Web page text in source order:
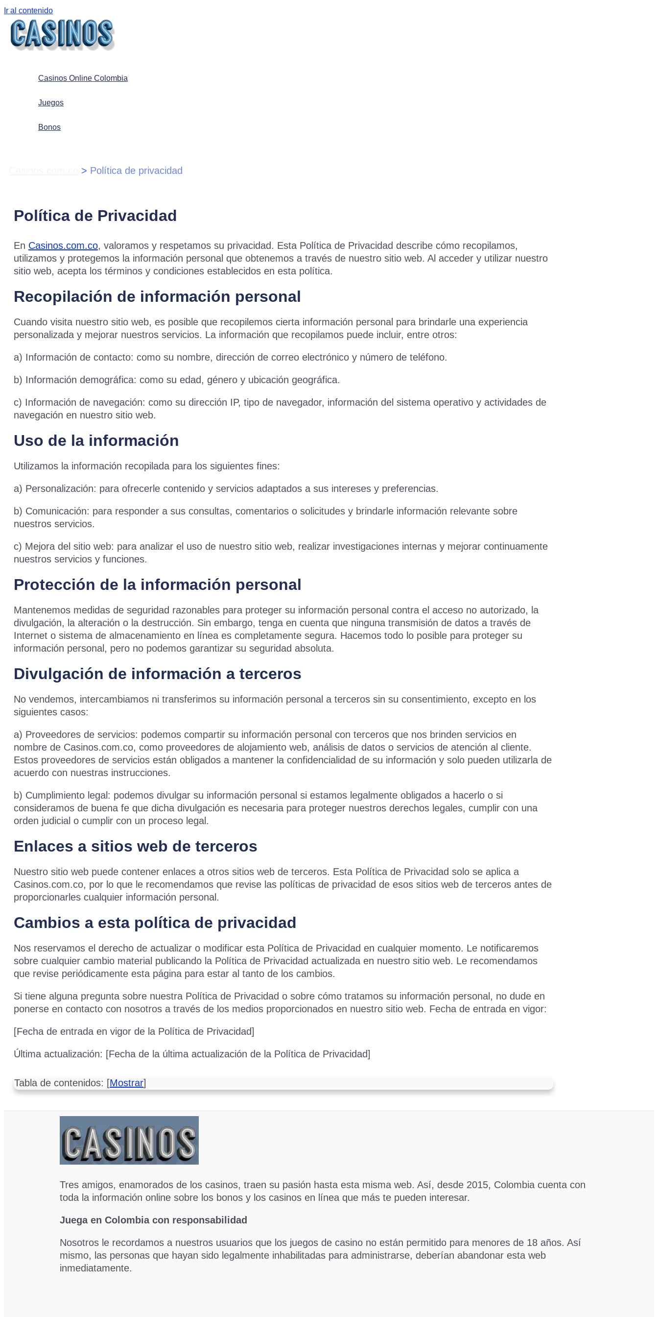
Ir al contenido
Casinos Online Colombia
Juegos
Bonos
> Política de privacidad
Política de Privacidad
En Casinos.com.co, valoramos y respetamos su privacidad. Esta Política de Privacidad describe cómo recopilamos,
utilizamos y protegemos la información personal que obtenemos a través de nuestro sitio web. Al acceder y utilizar nuestro
sitio web, acepta los términos y condiciones establecidos en esta política.
Recopilación de información personal
Cuando visita nuestro sitio web, es posible que recopilemos cierta información personal para brindarle una experiencia
personalizada y mejorar nuestros servicios. La información que recopilamos puede incluir, entre otros:
a) Información de contacto: como su nombre, dirección de correo electrónico y número de teléfono.
b) Información demográfica: como su edad, género y ubicación geográfica.
c) Información de navegación: como su dirección IP, tipo de navegador, información del sistema operativo y actividades de
navegación en nuestro sitio web.
Uso de la información
Utilizamos la información recopilada para los siguientes fines:
a) Personalización: para ofrecerle contenido y servicios adaptados a sus intereses y preferencias.
b) Comunicación: para responder a sus consultas, comentarios o solicitudes y brindarle información relevante sobre
nuestros servicios.
c) Mejora del sitio web: para analizar el uso de nuestro sitio web, realizar investigaciones internas y mejorar continuamente
nuestros servicios y funciones.
Protección de la información personal
Mantenemos medidas de seguridad razonables para proteger su información personal contra el acceso no autorizado, la
divulgación, la alteración o la destrucción. Sin embargo, tenga en cuenta que ninguna transmisión de datos a través de
Internet o sistema de almacenamiento en línea es completamente segura. Hacemos todo lo posible para proteger su
información personal, pero no podemos garantizar su seguridad absoluta.
Divulgación de información a terceros
No vendemos, intercambiamos ni transferimos su información personal a terceros sin su consentimiento, excepto en los
siguientes casos:
a) Proveedores de servicios: podemos compartir su información personal con terceros que nos brinden servicios en
nombre de Casinos.com.co, como proveedores de alojamiento web, análisis de datos o servicios de atención al cliente.
Estos proveedores de servicios están obligados a mantener la confidencialidad de su información y solo pueden utilizarla de
acuerdo con nuestras instrucciones.
b) Cumplimiento legal: podemos divulgar su información personal si estamos legalmente obligados a hacerlo o si
consideramos de buena fe que dicha divulgación es necesaria para proteger nuestros derechos legales, cumplir con una
orden judicial o cumplir con un proceso legal.
Enlaces a sitios web de terceros
Nuestro sitio web puede contener enlaces a otros sitios web de terceros. Esta Política de Privacidad solo se aplica a
Casinos.com.co, por lo que le recomendamos que revise las políticas de privacidad de esos sitios web de terceros antes de
proporcionarles cualquier información personal.
Cambios a esta política de privacidad
Nos reservamos el derecho de actualizar o modificar esta Política de Privacidad en cualquier momento. Le notificaremos
sobre cualquier cambio material publicando la Política de Privacidad actualizada en nuestro sitio web. Le recomendamos
que revise periódicamente esta página para estar al tanto de los cambios.
Si tiene alguna pregunta sobre nuestra Política de Privacidad o sobre cómo tratamos su información personal, no dude en
ponerse en contacto con nosotros a través de los medios proporcionados en nuestro sitio web. Fecha de entrada en vigor:
[Fecha de entrada en vigor de la Política de Privacidad]
Última actualización: [Fecha de la última actualización de la Política de Privacidad]
Tabla de contenidos: [Mostrar]
Tres amigos, enamorados de los casinos, traen su pasión hasta esta misma web. Así, desde 2015, Colombia cuenta con
toda la información online sobre los bonos y los casinos en línea que más te pueden interesar.
Juega en Colombia con responsabilidad
Nosotros le recordamos a nuestros usuarios que los juegos de casino no están permitido para menores de 18 años. Así
mismo, las personas que hayan sido legalmente inhabilitadas para administrarse, deberían abandonar esta web
inmediatamente.